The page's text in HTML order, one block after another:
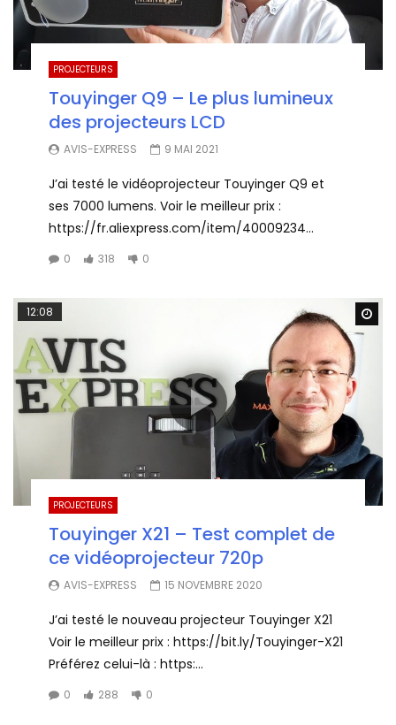
PROJECTEURS
Touyinger Q9 – Le plus lumineux
des projecteurs LCD
AVIS-EXPRESS 9 MAI 2021
J’ai testé le vidéoprojecteur Touyinger Q9 et
ses 7000 lumens. Voir le meilleur prix :
https://fr.aliexpress.com/item/40009234...
0 318 0
12:08
PROJECTEURS
Touyinger X21 – Test complet de
ce vidéoprojecteur 720p
AVIS-EXPRESS 15 NOVEMBRE 2020
J’ai testé le nouveau projecteur Touyinger X21
Voir le meilleur prix : https://bit.ly/Touyinger-X21
Préférez celui-là : https:...
0 288 0